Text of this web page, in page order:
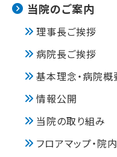
当院のご案内
理事長ご挨拶
病院長ご挨拶
基本理念・病院概
情報公開
当院の取り組み
フロアマップ・院